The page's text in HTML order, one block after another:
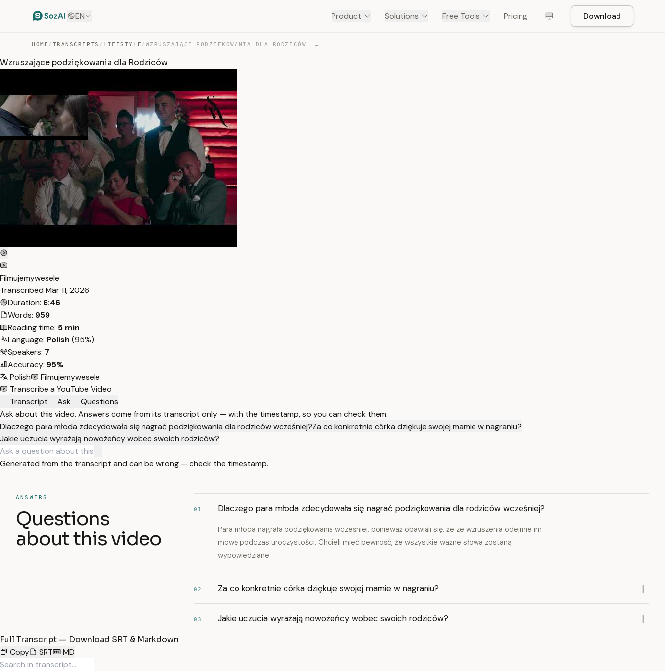
EN Product Solutions Free Tools Pricing Download
HOME / TRANSCRIPTS / LIFESTYLE / WZRUSZAJĄCE PODZIĘKOWANIA DLA RODZICÓW — TRANSCRIPT
Wzruszające podziękowania dla Rodziców
Filmujemywesele
Transcribed Mar 11, 2026
Duration: 6:46
Words: 959
Reading time: 5 min
Language: Polish (95%)
Speakers: 7
Accuracy: 95%
Polish
Filmujemywesele
Transcribe a YouTube Video
Transcript
Ask
Questions
Ask about this video. Answers come from its transcript only — with the timestamp, so you can check them.
Dlaczego para młoda zdecydowała się nagrać podziękowania dla rodziców wcześniej?Za co konkretnie córka dziękuje swojej mamie w nagraniu?
Jakie uczucia wyrażają nowożeńcy wobec swoich rodziców?
Generated from the transcript and can be wrong — check the timestamp.
ANSWERS
Questions
about this video
01 Dlaczego para młoda zdecydowała się nagrać podziękowania dla rodziców wcześniej?
Para młoda nagrała podziękowania wcześniej, ponieważ obawiali się, że ze wzruszenia odejmie im
mowę podczas uroczystości. Chcieli mieć pewność, że wszystkie ważne słowa zostaną
wypowiedziane.
02 Za co konkretnie córka dziękuje swojej mamie w nagraniu?
03 Jakie uczucia wyrażają nowożeńcy wobec swoich rodziców?
Full Transcript — Download SRT & Markdown
Copy
SRT MD